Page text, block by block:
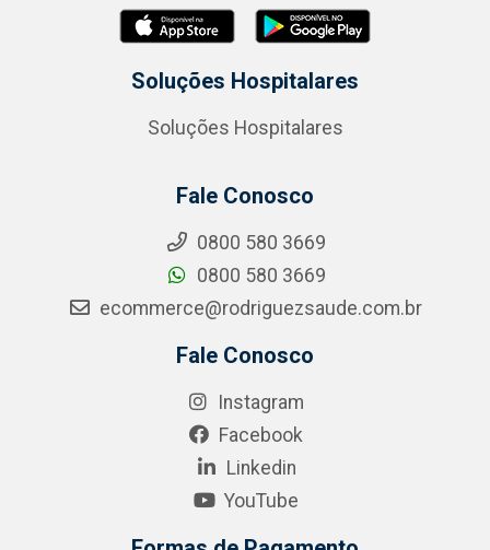
Soluções Hospitalares
Soluções Hospitalares
Fale Conosco
0800 580 3669
0800 580 3669
ecommerce@rodriguezsaude.com.br
Fale Conosco
Instagram
Facebook
Linkedin
YouTube